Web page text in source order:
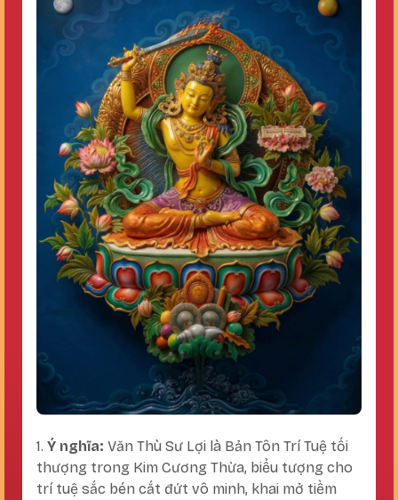
1. Ý nghĩa: Văn Thù Sư Lợi là Bản Tôn Trí Tuệ tối
thượng trong Kim Cương Thừa, biểu tượng cho
trí tuệ sắc bén cắt đứt vô minh, khai mở tiềm